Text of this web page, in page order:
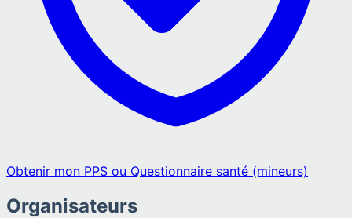
Obtenir mon PPS ou Questionnaire santé (mineurs)
Organisateurs